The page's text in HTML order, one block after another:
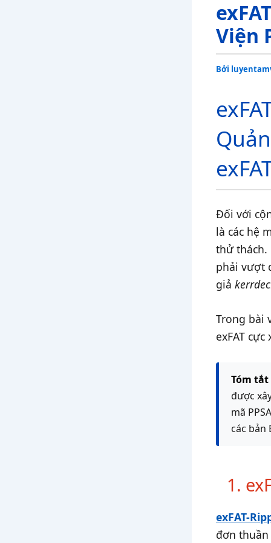
Viện
Bởi
Đối với
là các hệ
thử thách.
phải vượt
giả
Trong bài
exFAT
Tóm
được
mã
các bản
1.
exFAT-
đơn